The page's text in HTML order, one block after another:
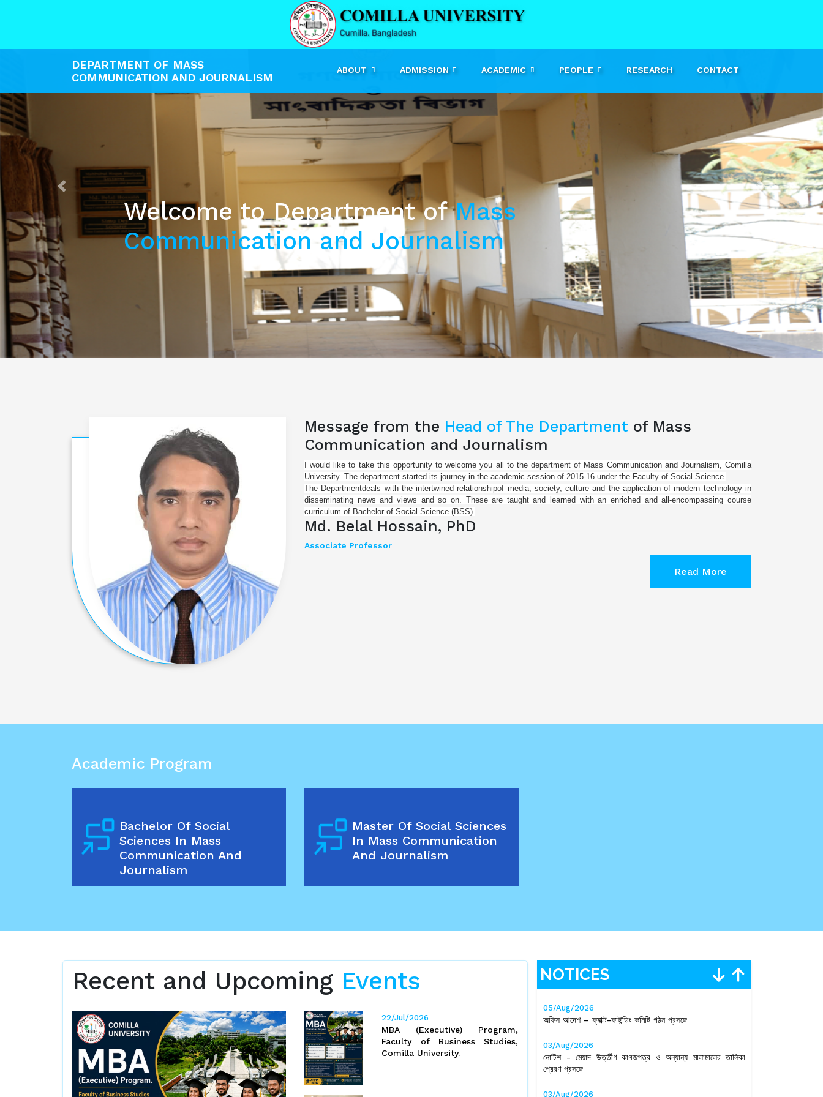
DEPARTMENT OF MASS
COMMUNICATION AND JOURNALISM
ABOUT ADMISSION ACADEMIC PEOPLE RESEARCH CONTACT
Welcome to Department ofMass
Communication and Journalism
Previous Next
Message from the Head of The Department of Mass
Communication and Journalism
I would like to take this opportunity to welcome you all to the department of Mass Communication and Journalism, Comilla
University. The department started its journey in the academic session of 2015-16 under the Faculty of Social Science.
The Departmentdeals with the intertwined relationshipof media, society, culture and the application of modern technology in
disseminating news and views and so on. These are taught and learned with an enriched and all-encompassing course
curriculum of Bachelor of Social Science (BSS).
Md. Belal Hossain, PhD
Associate Professor
Read More
Academic Program
Bachelor Of Social
Sciences In Mass
Communication And
Journalism
Master Of Social Sciences
In Mass Communication
And Journalism
Recent and Upcoming Events
22/Jul/2026
MBA (Executive) Program,
Faculty of Business Studies,
Comilla University.
NOTICES
05/Aug/2026
অফিস আদেশ – ফ্যাক্ট-ফাইন্ডিং কমিটি গঠন প্রসঙ্গে
03/Aug/2026
নোটিশ - মেয়াদ উর্ত্তীণ কাগজপত্র ও অন্যান্য মালামালের তালিকা
প্রেরণ প্রসঙ্গে
03/Aug/2026